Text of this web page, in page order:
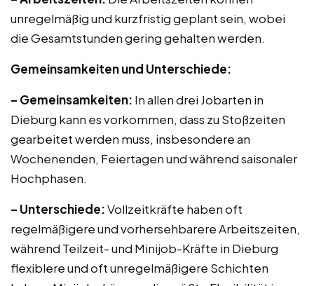
unregelmäßig und kurzfristig geplant sein, wobei
die Gesamtstunden gering gehalten werden.
Gemeinsamkeiten und Unterschiede:
– Gemeinsamkeiten: In allen drei Jobarten in
Dieburg kann es vorkommen, dass zu Stoßzeiten
gearbeitet werden muss, insbesondere an
Wochenenden, Feiertagen und während saisonaler
Hochphasen.
– Unterschiede:Vollzeitkräfte haben oft
regelmäßigere und vorhersehbarere Arbeitszeiten,
während Teilzeit- und Minijob-Kräfte in Dieburg
flexiblere und oft unregelmäßigere Schichten